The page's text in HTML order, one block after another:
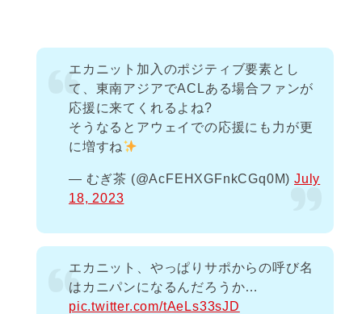
エカニット加入のポジティブ要素とし
て、東南アジアでACLある場合ファンが
応援に来てくれるよね?
そうなるとアウェイでの応援にも力が更
に増すね
— むぎ茶 (@AcFEHXGFnkCGq0M)July
18, 2023
エカニット、やっぱりサポからの呼び名
はカニパンになるんだろうか…
pic.twitter.com/tAeLs33sJD